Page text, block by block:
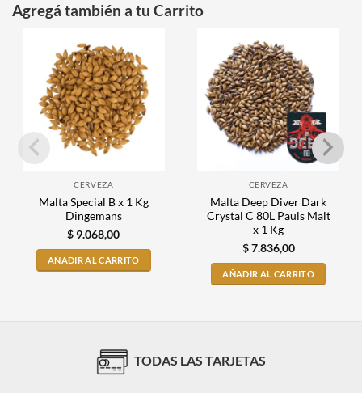
Agregá también a tu Carrito
CERVEZA
Malta Special B x 1 Kg
Dingemans
$ 9.068,00
AÑADIR AL CARRITO
CERVEZA
Malta Deep Diver Dark
Crystal C 80L Pauls Malt
x 1 Kg
$7.836,00
AÑADIR AL CARRITO
TODAS LAS TARJETAS